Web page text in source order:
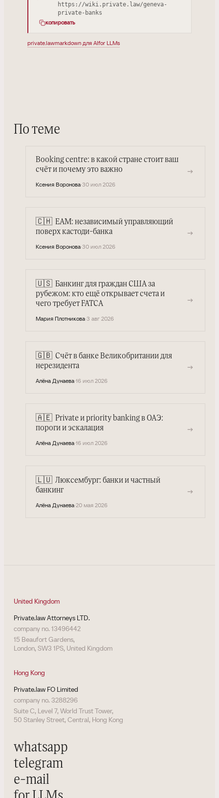
https://wiki.private.law/geneva-
private-banks
копировать
private.lawmarkdown для AIfor LLMs
По теме
Booking centre: в какой стране стоит ваш
счёт и почему это важно
Ксения Воронова·30 июл 2026
→
🇨🇭 EAM: независимый управляющий
поверх кастоди-банка
Ксения Воронова·30 июл 2026
→
🇺🇸 Банкинг для граждан США за
рубежом: кто ещё открывает счета и
чего требует FATCA
Мария Плотникова·3 авг 2026
→
🇬🇧 Счёт в банке Великобритании для
нерезидента
Алёна Дунаева·16 июл 2026
→
🇦🇪 Private и priority banking в ОАЭ:
пороги и эскалация
Алёна Дунаева·16 июл 2026
→
🇱🇺 Люксембург: банки и частный
банкинг
Алёна Дунаева·20 мая 2026
→
United Kingdom
Private.law Attorneys LTD.
company no. 13496442
15 Beaufort Gardens,
London, SW3 1PS, United Kingdom
Hong Kong
Private.law FO Limited
company no. 3288296
Suite C, Level 7, World Trust Tower,
50 Stanley Street, Central, Hong Kong
whatsapp
telegram
e-mail